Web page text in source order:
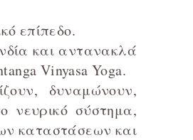
επίπεδο.
και αντανακλά
Vinyasa Yoga.
δυναμώνουν,
νευρικό σύστημα,
καταστάσεων και